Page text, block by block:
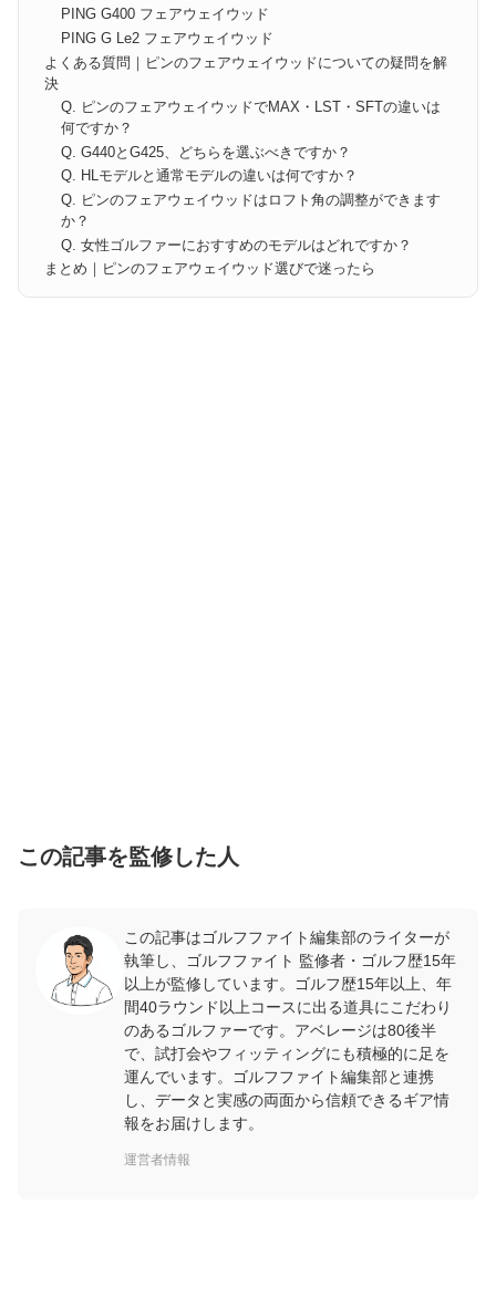
PING G400 フェアウェイウッド
PING G Le2 フェアウェイウッド
よくある質問｜ピンのフェアウェイウッドについての疑問を解
決
Q. ピンのフェアウェイウッドでMAX・LST・SFTの違いは
何ですか？
Q. G440とG425、どちらを選ぶべきですか？
Q. HLモデルと通常モデルの違いは何ですか？
Q. ピンのフェアウェイウッドはロフト角の調整ができます
か？
Q. 女性ゴルファーにおすすめのモデルはどれですか？
まとめ｜ピンのフェアウェイウッド選びで迷ったら
この記事を監修した人
この記事はゴルフファイト編集部のライターが
執筆し、ゴルフファイト 監修者・ゴルフ歴15年
以上が監修しています。ゴルフ歴15年以上、年
間40ラウンド以上コースに出る道具にこだわり
のあるゴルファーです。アベレージは80後半
で、試打会やフィッティングにも積極的に足を
運んでいます。ゴルフファイト編集部と連携
し、データと実感の両面から信頼できるギア情
報をお届けします。
運営者情報